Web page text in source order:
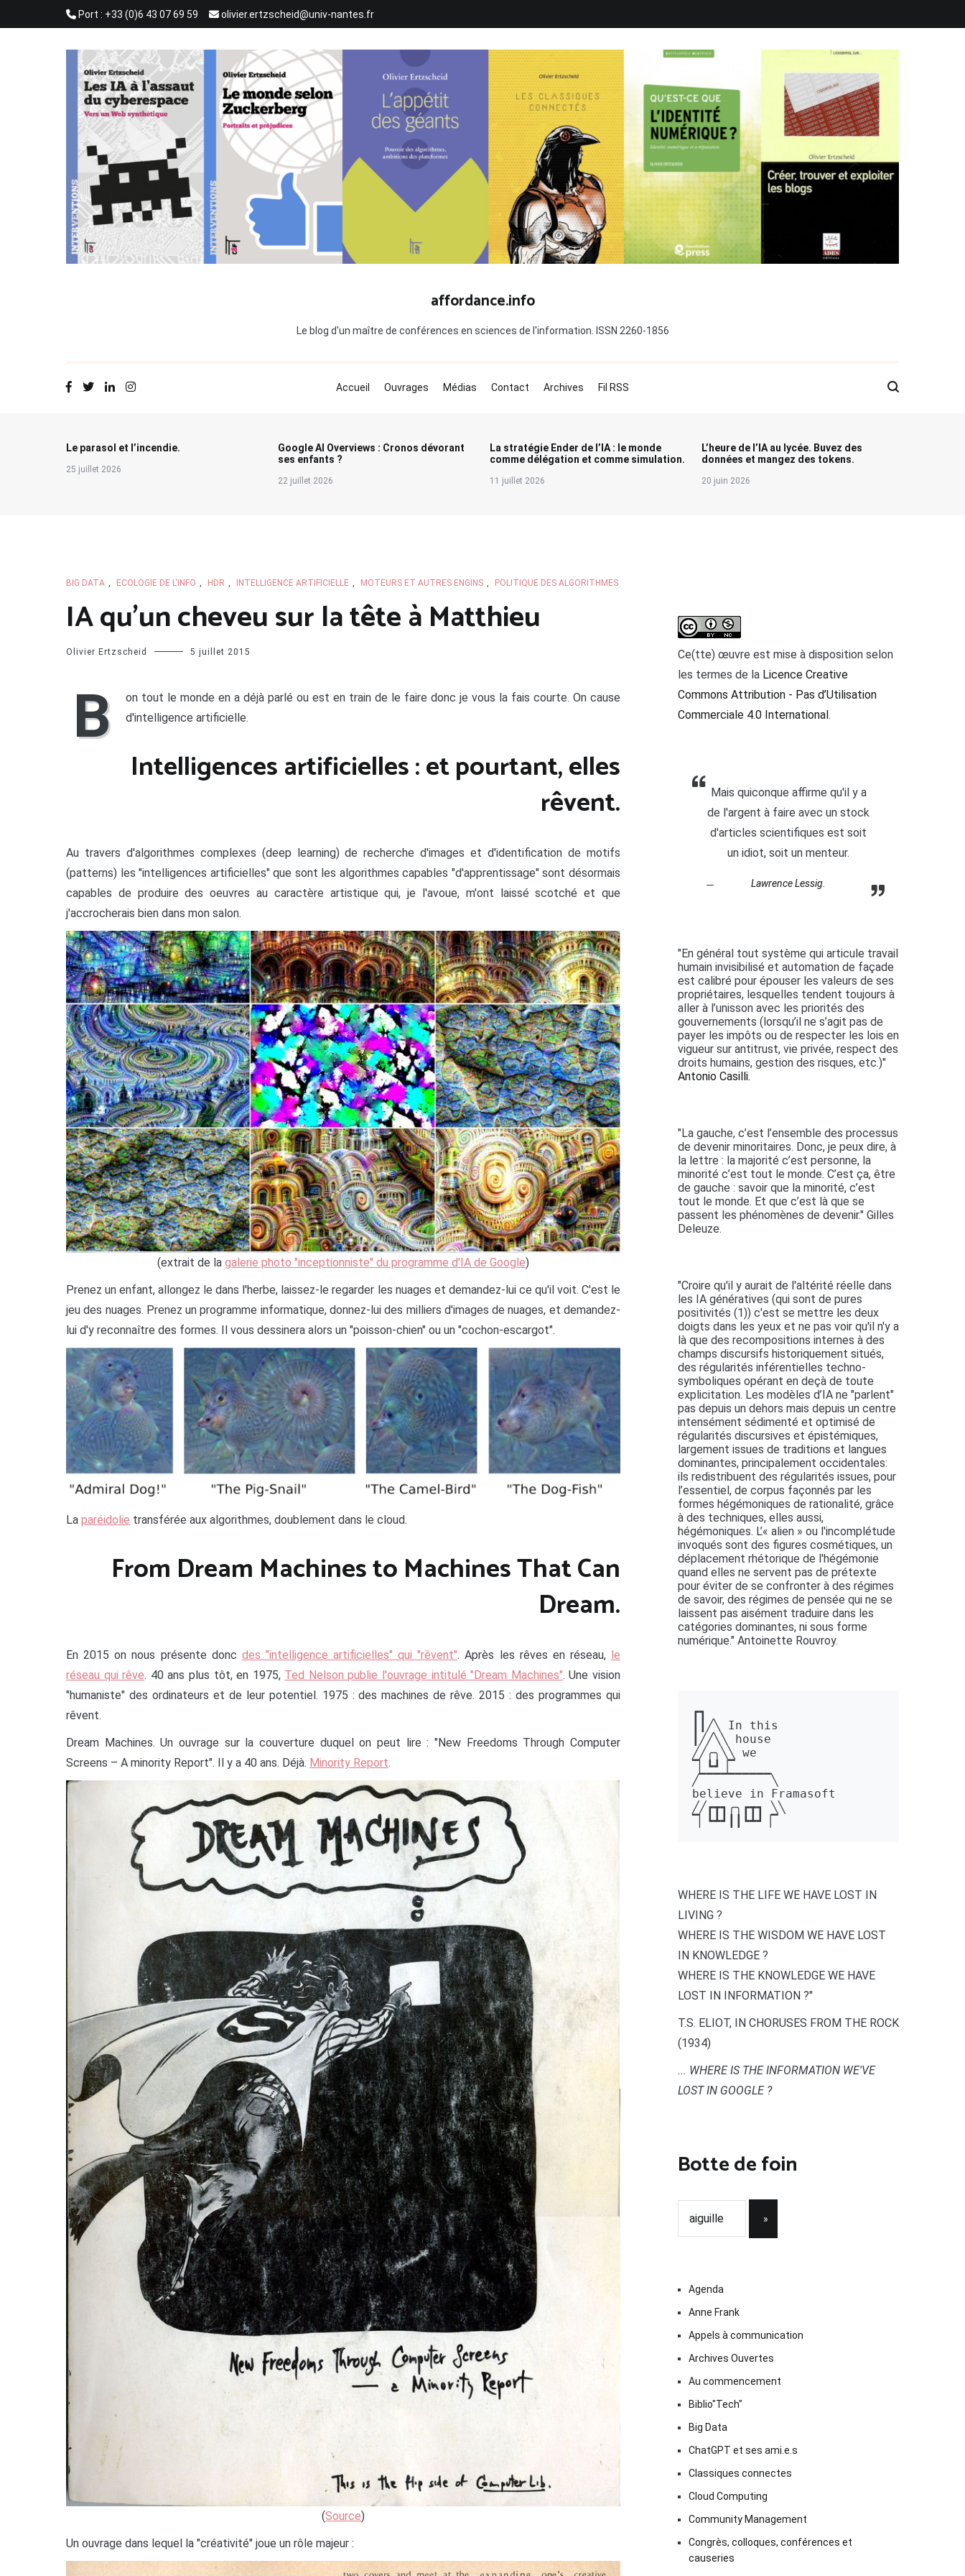
Port : +33 (0)6 43 07 69 59 olivier.ertzscheid@univ-nantes.fr
affordance.info
Le blog d'un maître de conférences en sciences de l'information. ISSN 2260-1856
Accueil Ouvrages Médias Contact Archives Fil RSS
Le parasol et l’incendie.
25 juillet 2026
Google AI Overviews : Cronos dévorant
ses enfants ?
22 juillet 2026
La stratégie Ender de l’IA : le monde
comme délégation et comme simulation.
11 juillet 2026
L’heure de l’IA au lycée. Buvez des
données et mangez des tokens.
20 juin 2026
BIG DATA , ECOLOGIE DE L'INFO , HDR , INTELLIGENCE ARTIFICIELLE , MOTEURS ET AUTRES ENGINS , POLITIQUE DES ALGORITHMES
IA qu’un cheveu sur la tête à Matthieu
Olivier Ertzscheid 5 juillet 2015
B
on tout le monde en a déjà parlé ou est en train de le faire donc je vous la fais courte. On cause
d'intelligence artificielle.
Intelligences artificielles : et pourtant, elles
rêvent.
Au travers d'algorithmes complexes (deep learning) de recherche d'images et d'identification de motifs
(patterns) les "intelligences artificielles" que sont les algorithmes capables "d'apprentissage" sont désormais
capables de produire des oeuvres au caractère artistique qui, je l'avoue, m'ont laissé scotché et que
j'accrocherais bien dans mon salon.
(extrait de la galerie photo "inceptionniste" du programme d'IA de Google)
Prenez un enfant, allongez le dans l'herbe, laissez-le regarder les nuages et demandez-lui ce qu'il voit. C'est le
jeu des nuages. Prenez un programme informatique, donnez-lui des milliers d'images de nuages, et demandez-
lui d'y reconnaître des formes. Il vous dessinera alors un "poisson-chien" ou un "cochon-escargot".
La paréidolie transférée aux algorithmes, doublement dans le cloud.
From Dream Machines to Machines That Can
Dream.
En 2015 on nous présente donc des "intelligence artificielles" qui "rêvent". Après les rêves en réseau, le
réseau qui rêve. 40 ans plus tôt, en 1975, Ted Nelson publie l'ouvrage intitulé "Dream Machines". Une vision
"humaniste" des ordinateurs et de leur potentiel. 1975 : des machines de rêve. 2015 : des programmes qui
rêvent.
Dream Machines. Un ouvrage sur la couverture duquel on peut lire : "New Freedoms Through Computer
Screens – A minority Report". Il y a 40 ans. Déjà. Minority Report.
(Source)
Un ouvrage dans lequel la "créativité" joue un rôle majeur :
Ce(tte) œuvre est mise à disposition selon
les termes de la Licence Creative
Commons Attribution - Pas d’Utilisation
Commerciale 4.0 International .
Mais quiconque affirme qu'il y a
de l'argent à faire avec un stock
d'articles scientifiques est soit
un idiot, soit un menteur.
Lawrence Lessig.
"En général tout système qui articule travail
humain invisibilisé et automation de façade
est calibré pour épouser les valeurs de ses
propriétaires, lesquelles tendent toujours à
aller à l’unisson avec les priorités des
gouvernements (lorsqu’il ne s’agit pas de
payer les impôts ou de respecter les lois en
vigueur sur antitrust, vie privée, respect des
droits humains, gestion des risques, etc.)"
Antonio Casilli.
"La gauche, c’est l’ensemble des processus
de devenir minoritaires. Donc, je peux dire, à
la lettre : la majorité c’est personne, la
minorité c’est tout le monde. C’est ça, être
de gauche : savoir que la minorité, c’est
tout le monde. Et que c’est là que se
passent les phénomènes de devenir." Gilles
Deleuze.
"Croire qu'il y aurait de l'altérité réelle dans
les IA génératives (qui sont de pures
positivités (1)) c'est se mettre les deux
doigts dans les yeux et ne pas voir qu'il n'y a
là que des recompositions internes à des
champs discursifs historiquement situés,
des régularités inférentielles techno-
symboliques opérant en deçà de toute
explicitation. Les modèles d’IA ne "parlent"
pas depuis un dehors mais depuis un centre
intensément sédimenté et optimisé de
régularités discursives et épistémiques,
largement issues de traditions et langues
dominantes, principalement occidentales:
ils redistribuent des régularités issues, pour
l’essentiel, de corpus façonnés par les
formes hégémoniques de rationalité, grâce
à des techniques, elles aussi,
hégémoniques. L’« alien » ou l'incomplétude
invoqués sont des figures cosmétiques, un
déplacement rhétorique de l'hégémonie
quand elles ne servent pas de prétexte
pour éviter de se confronter à des régimes
de savoir, des régimes de pensée qui ne se
laissent pas aisément traduire dans les
catégories dominantes, ni sous forme
numérique." Antoinette Rouvroy.
┏┓
┃┃╱╲ In this
┃╱╱╲╲ house
╱╱╭╮╲╲ we
▔▏┗┛▕▔
╱▔▔▔▔▔▔▔▔▔▔╲
believe in Framasoft
╱╱┏┳┓╭╮┏┳┓ ╲╲
▔▏┗┻┛┃┃┗┻┛▕▔
WHERE IS THE LIFE WE HAVE LOST IN
LIVING ?
WHERE IS THE WISDOM WE HAVE LOST
IN KNOWLEDGE ?
WHERE IS THE KNOWLEDGE WE HAVE
LOST IN INFORMATION ?"
T.S. ELIOT, IN CHORUSES FROM THE ROCK
(1934)
... WHERE IS THE INFORMATION WE'VE
LOST IN GOOGLE ?
Botte de foin
Agenda
Anne Frank
Appels à communication
Archives Ouvertes
Au commencement
Biblio"Tech"
Big Data
ChatGPT et ses ami.e.s
Classiques connectes
Cloud Computing
Community Management
Congrès, colloques, conférences et
causeries